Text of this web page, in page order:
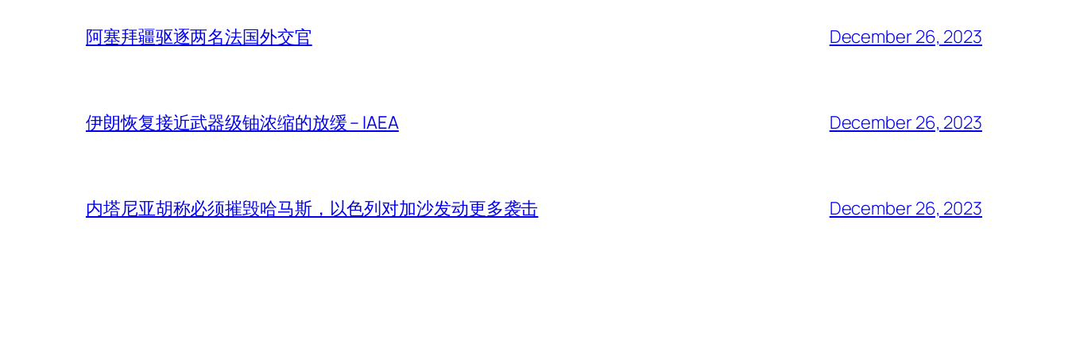
阿塞拜疆驱逐两名法国外交官 December 26, 2023
伊朗恢复接近武器级铀浓缩的放缓 – IAEA December 26, 2023
内塔尼亚胡称必须摧毁哈马斯，以色列对加沙发动更多袭击 December 26, 2023